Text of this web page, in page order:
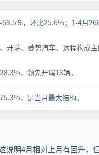
63.5%，环比25.6%；1-4月268
开瑞、菱势汽车、远程构成主
，领先开瑞13辆。
，是当月最大结构。
明4月相对上月有回升，